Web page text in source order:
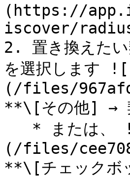
(https://
iscover/
2. 置き換えたい
を選択します
(/files/
**\[その他] →
(/files/
**\[チェックボ